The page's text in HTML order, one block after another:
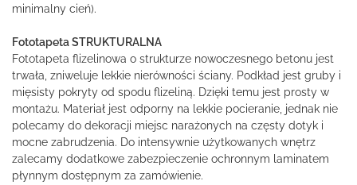
minimalny cień).
Fototapeta STRUKTURALNA
Fototapeta flizelinowa o strukturze nowoczesnego betonu jest
trwała, zniweluje lekkie nierówności ściany. Podkład jest gruby i
mięsisty pokryty od spodu flizeliną. Dzięki temu jest prosty w
montażu. Materiał jest odporny na lekkie pocieranie, jednak nie
polecamy do dekoracji miejsc narażonych na częsty dotyk i
mocne zabrudzenia. Do intensywnie użytkowanych wnętrz
zalecamy dodatkowe zabezpieczenie ochronnym laminatem
płynnym dostępnym za zamówienie.